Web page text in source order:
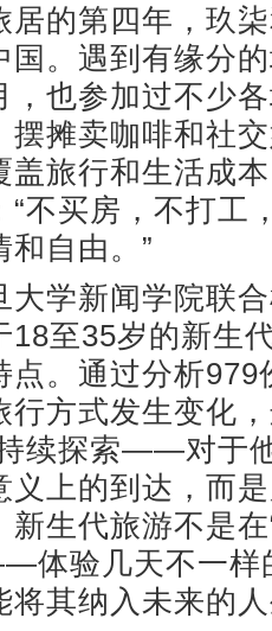
的第四年，玖柒
国。遇到有缘分
，也参加过不少
摆摊卖咖啡和社
盖旅行和生活成
“不买房，不打工
和自由。”
学新闻学院联合
18至35岁的新生
点。通过分析979
行方式发生变化
续探索——对于
义上的到达，而
生代旅游不是
体验几天不一样
将其纳入未来的